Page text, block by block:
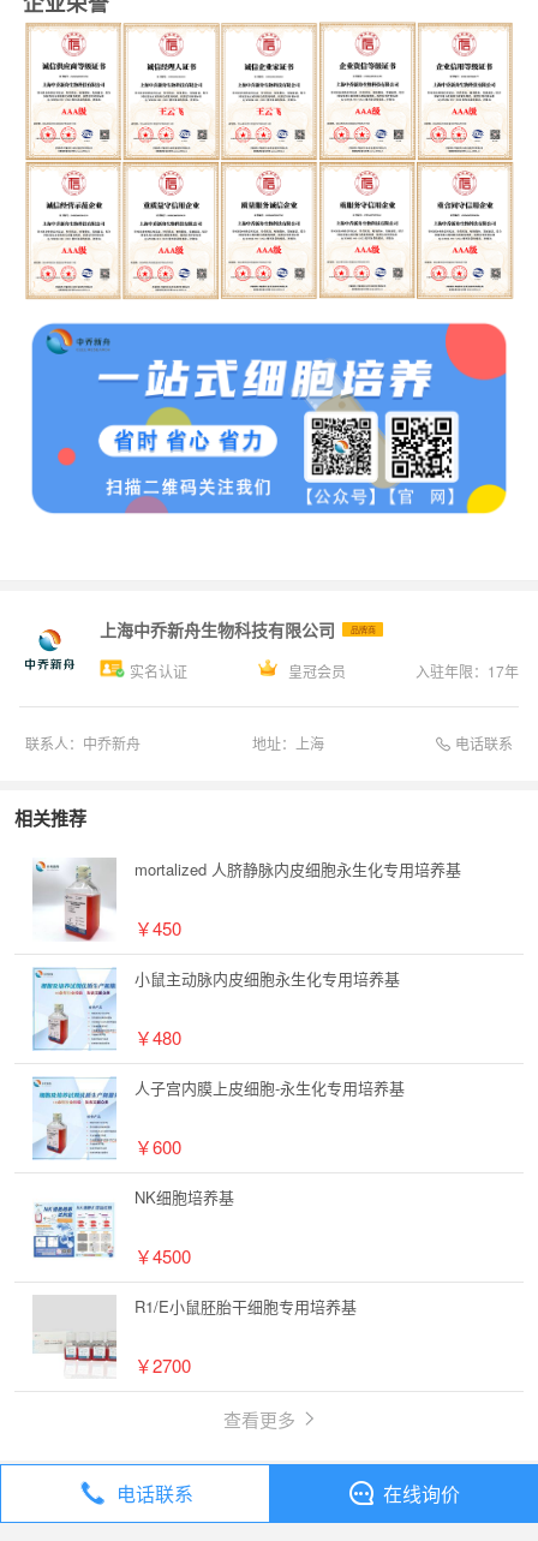
上海中乔新舟生物科技有限公司 品牌商
实名认证 皇冠会员 入驻年限： 17年
联系人： 中乔新舟 地址： 上海 电话联系
相关推荐
mortalized 人脐静脉内皮细胞永生化专用培养基
￥450
小鼠主动脉内皮细胞永生化专用培养基
￥480
人子宫内膜上皮细胞-永生化专用培养基
￥600
NK细胞培养基
￥4500
R1/E小鼠胚胎干细胞专用培养基
￥2700
查看更多
全部分类 细胞库 / 细胞培养 大鼠表皮黑色素细胞完全培养基
电话联系 在线询价